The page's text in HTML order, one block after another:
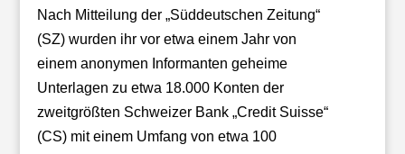
Nach Mitteilung der „Süddeutschen Zeitung“
(SZ) wurden ihr vor etwa einem Jahr von
einem anonymen Informanten geheime
Unterlagen zu etwa 18.000 Konten der
zweitgrößten Schweizer Bank „Credit Suisse“
(CS) mit einem Umfang von etwa 100